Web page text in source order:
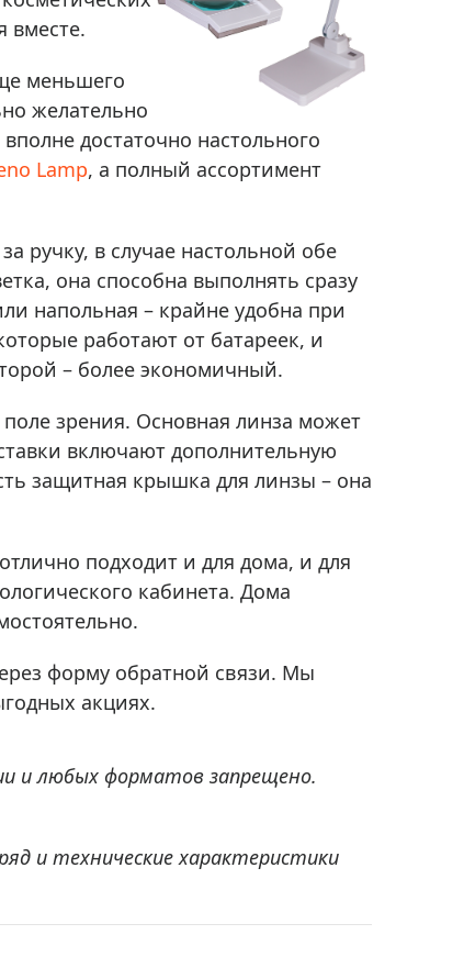
Влагомеры (датчики влажности)
Измерители параметров окружающей
среды
Термометры кулинарные (термощупы)
Видеоэндоскопы
Тестеры качества воды
Нивелиры оптические
Металлоискатели
Теодолиты
вместе.
меньшего
желательно
достаточно настольного
Lamp, а полный ассортимент
ручку, в случае настольной обе
она способна выполнять сразу
напольная – крайне удобна при
работают от батареек, и
– более экономичный.
зрения. Основная линза может
включают дополнительную
защитная крышка для линзы – она
подходит и для дома, и для
кабинета. Дома
форму обратной связи. Мы
акциях.
и любых форматов запрещено.
и технические характеристики